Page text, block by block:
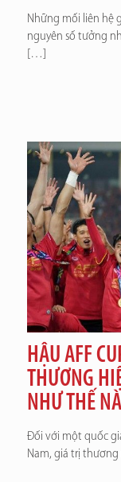
Những mối liên hệ
nguyên số tưởng
[…]
HẬU AFF
THƯƠNG
NHƯ THẾ
Đối với một quốc
Nam, giá trị